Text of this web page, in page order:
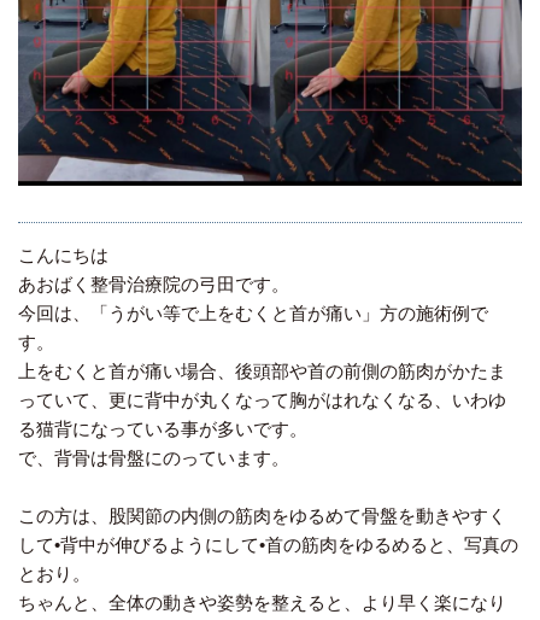
こんにちは
あおばく整骨治療院の弓田です。
今回は、「うがい等で上をむくと首が痛い」方の施術例で
す。
上をむくと首が痛い場合、後頭部や首の前側の筋肉がかたま
っていて、更に背中が丸くなって胸がはれなくなる、いわゆ
る猫背になっている事が多いです。
で、背骨は骨盤にのっています。
この方は、股関節の内側の筋肉をゆるめて骨盤を動きやすく
して•背中が伸びるようにして•首の筋肉をゆるめると、写真の
とおり。
ちゃんと、全体の動きや姿勢を整えると、より早く楽になり